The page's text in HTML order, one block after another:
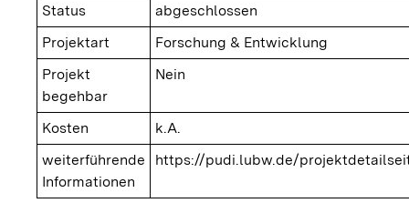
Status
abgeschlossen
Projektart
Forschung & Entwicklung
Projekt
begehbar
Nein
Kosten
k.A.
weiterführende
Informationen
https://pudi.lubw.de/